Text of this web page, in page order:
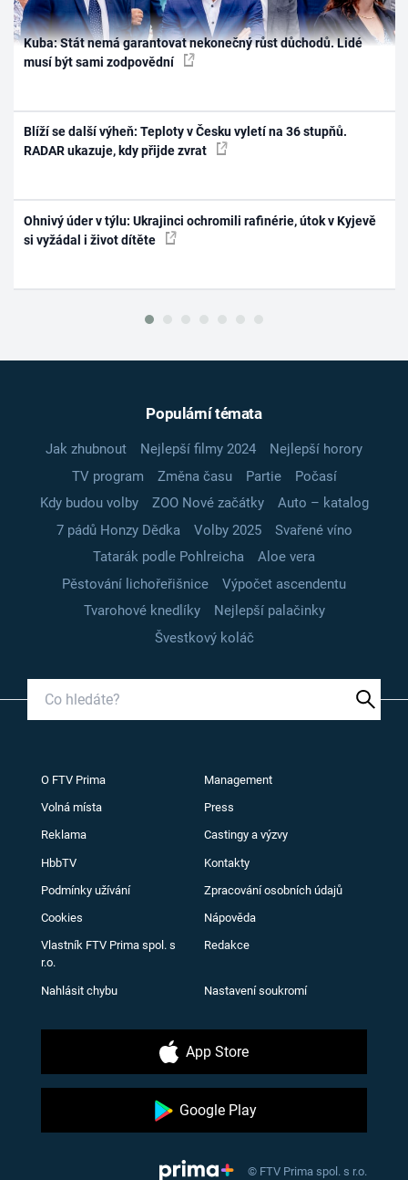
Kuba: Stát nemá garantovat nekonečný růst důchodů. Lidé
musí být sami zodpovědní
Blíží se další výheň: Teploty v Česku vyletí na 36 stupňů.
RADAR ukazuje, kdy přijde zvrat
Ohnivý úder v týlu: Ukrajinci ochromili rafinérie, útok v Kyjevě
si vyžádal i život dítěte
Populární témata
Jak zhubnout Nejlepší filmy 2024
Nejlepší horory
TV program
Změna času Partie
Počasí
Kdy budou volby
ZOO Nové začátky
Auto – katalog
7 pádů Honzy Dědka
Volby 2025
Svařené víno
Tatarák podle Pohlreicha
Aloe vera
Pěstování lichořeřišnice
Výpočet ascendentu
Tvarohové knedlíky
Nejlepší palačinky
Švestkový koláč
O FTV Prima Management
Volná místa Press
Reklama Castingy a výzvy
HbbTV Kontakty
Podmínky užívání Zpracování osobních údajů
Cookies Nápověda
Vlastník FTV Prima spol. s
r.o.
Redakce
Nahlásit chybu Nastavení soukromí
App Store
Google Play
© FTV Prima spol. s r.o.